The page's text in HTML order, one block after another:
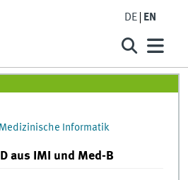
DE EN
Informatik
aus IMI und Med-B